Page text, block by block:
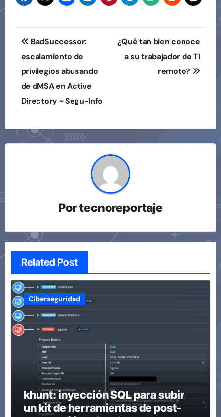
Navegación
de
entradas
BadSuccessor:
escalamiento de
privilegios abusando
de dMSA en Active
Directory ~ Segu-Info
¿Qué tan bien conoce
a su trabajador de TI
remoto?
Portecnoreportaje
Related Post
Ciberseguridad
khunt: inyección SQL para subir
un kit de herramientas de post-